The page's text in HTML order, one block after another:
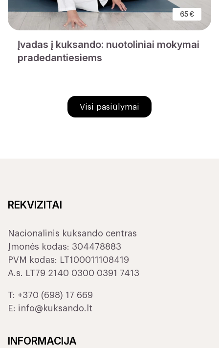
65 €
Įvadas į kuksando: nuotoliniai mokymai
pradedantiesiems
Visi pasiūlymai
REKVIZITAI
Nacionalinis kuksando centras
Įmonės kodas: 304478883
PVM kodas: LT100011108419
A.s. LT79 2140 0300 0391 7413
T: +370 (698) 17 669
E: info@kuksando.lt
INFORMACIJA